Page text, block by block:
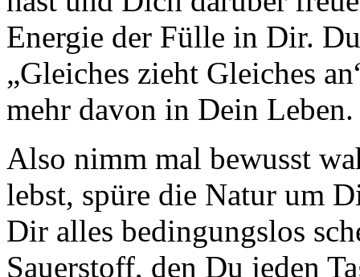
Energie der Fülle in Dir.
„Gleiches zieht Gleiches
mehr davon in Dein Leben.
Also nimm mal bewusst
lebst, spüre die Natur um
Dir alles bedingungslos
Sauerstoff, den Du jeden